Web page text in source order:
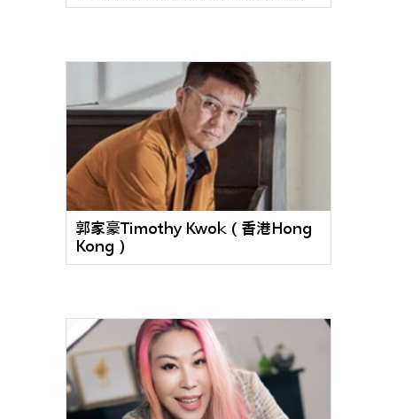
郭家豪Timothy Kwok（香港Hong
Kong）